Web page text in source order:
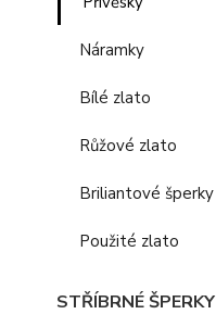
Náramky
Bílé zlato
Růžové zlato
Briliantové šperky
Použité zlato
STŘÍBRNÉ ŠPERKY